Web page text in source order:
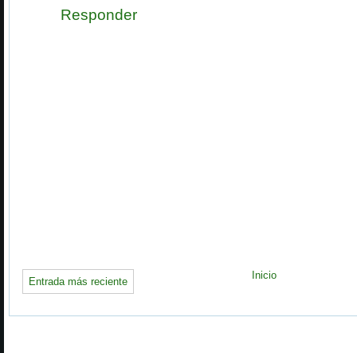
Responder
Entrada más reciente
Inicio